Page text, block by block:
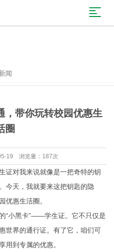
闻
，带你玩转校园优惠生
圈
19 浏览量：187次
证对我来说就像是一把奇特的钥
今天，我就要来这把钥匙的隐
优惠生活圈。
“小黑卡”——学生证。它不只仅是
世界的通行证。有了它，咱们可
用到专属的优惠。